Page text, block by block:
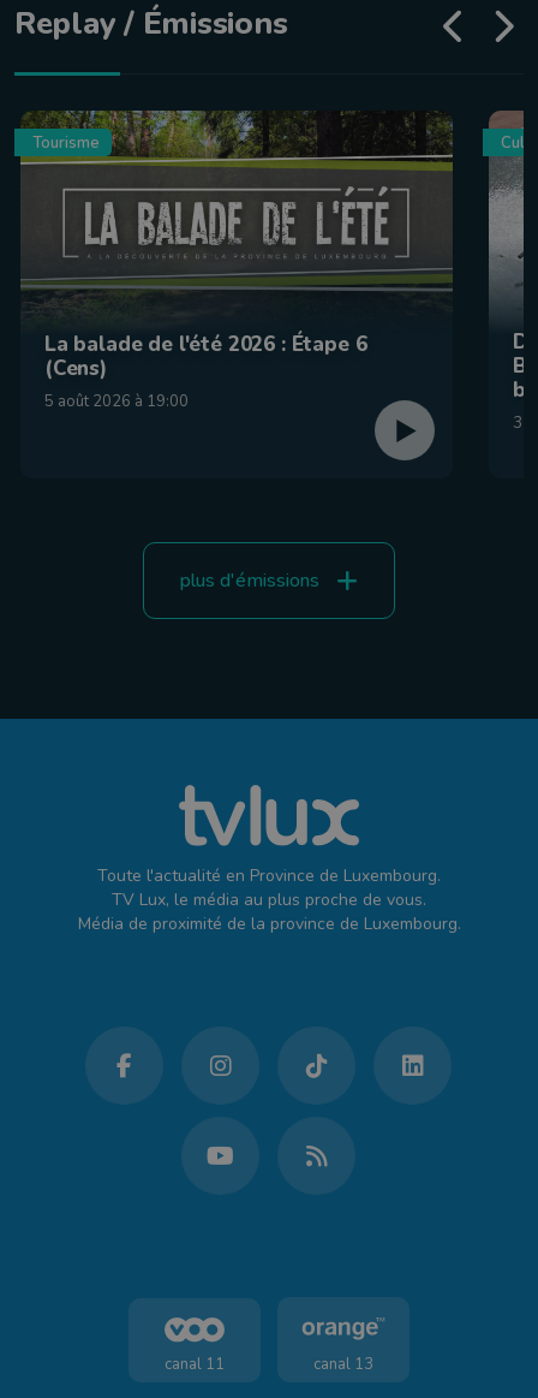
Replay / Émissions
Tourisme
La balade de l'été 2026 : Étape 6
(Cens)
5 août 2026 à 19:00
31
plus d'émissions
Toute l'actualité en Province de Luxembourg.
TV Lux, le média au plus proche de vous.
Média de proximité de la province de Luxembourg.
canal 11 canal 13